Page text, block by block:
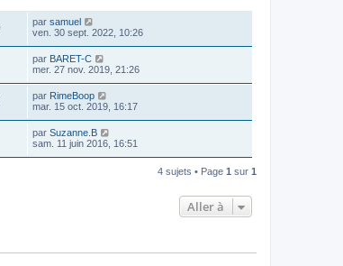
par samuel
ven. 30 sept. 2022, 10:26
par BARET-C
mer. 27 nov. 2019, 21:26
par RimeBoop
mar. 15 oct. 2019, 16:17
par Suzanne.B
sam. 11 juin 2016, 16:51
4 sujets • Page 1 sur 1
Aller à